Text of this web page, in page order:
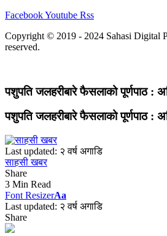
FacebookYoutube Rss
Copyright © 2019 - 2024 Sahasi Digital
reserved.
पशुपति जलहरीबारे फैसलाको पूर्णपाठ :
पशुपति जलहरीबारे फैसलाको पूर्णपाठ :
Last updated: २ वर्ष अगाडि
साहसी खबर
Share
3 Min Read
Font ResizerAa
Last updated: २ वर्ष अगाडि
Share